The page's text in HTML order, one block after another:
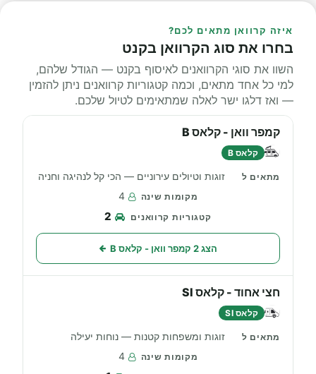
איזה קרוואן מתאים לכם?
בחרו את סוג הקרוואן בקנט
השוו את סוגי הקרוואנים לאיסוף בקנט — הגודל שלהם,
למי כל אחד מתאים, וכמה קטגוריות קרוואנים ניתן להזמין
— ואז דלגו ישר לאלה שמתאימים לטיול שלכם.
קמפר וואן - קלאס B
קלאס B
זוגות וטיולים עירוניים — הכי קל לנהיגה וחניה
4
2
הצג 2 קמפר וואן - קלאס B
חצי אחוד - קלאס SI
קלאס SI
זוגות ומשפחות קטנות — נוחות יעילה
4